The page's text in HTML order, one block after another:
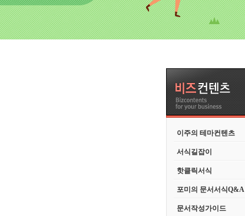
이주의 테마컨텐츠
서식길잡이
핫클릭서식
포미의 문서서식Q&A
문서작성가이드